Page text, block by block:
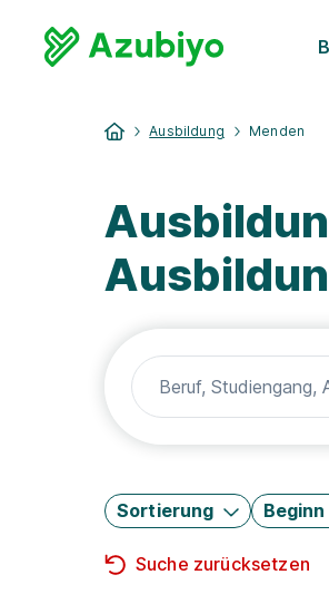
Ausbildung Menden
Sortierung Beginn
Suche zurücksetzen